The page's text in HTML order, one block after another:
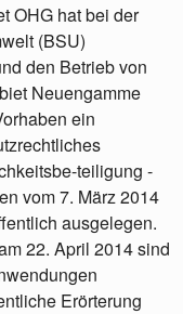
OHG hat bei der
(BSU)
den Betrieb von
Neuengamme
ein
teiligung -
vom 7. März 2014
ausgelegen.
22. April 2014 sind
Erörterung